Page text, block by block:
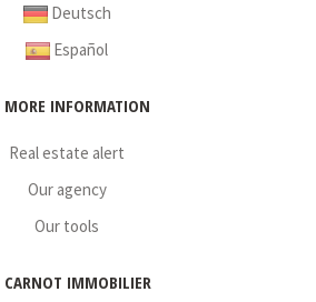
Deutsch
Español
MORE INFORMATION
Real estate alert
Our agency
Our tools
CARNOT IMMOBILIER